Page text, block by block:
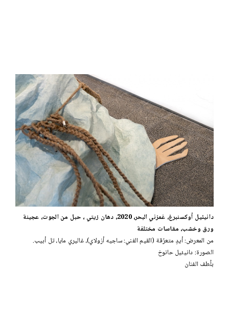
دانيئيل أوكسنبرغ، غمزني البحر، 2020، دهان زيتي ، حبل من الجوت، عجينة
ورق وخشب، مقاسات مختلفة
من المعرض: أيدٍ متعرّقة (القيم الفني: ساجيه أزولاي)، غاليري مايا، تل أبيب.
الصورة: دانيئيل حانوخ
بلُطف الفنان